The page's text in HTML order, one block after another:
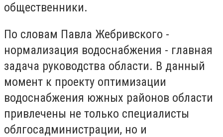
общественники.
По словам Павла Жебривского -
нормализация водоснабжения - главная
задача руководства области. В данный
момент к проекту оптимизации
водоснабжения южных районов области
привлечены не только специалисты
облгосадминистрации, но и